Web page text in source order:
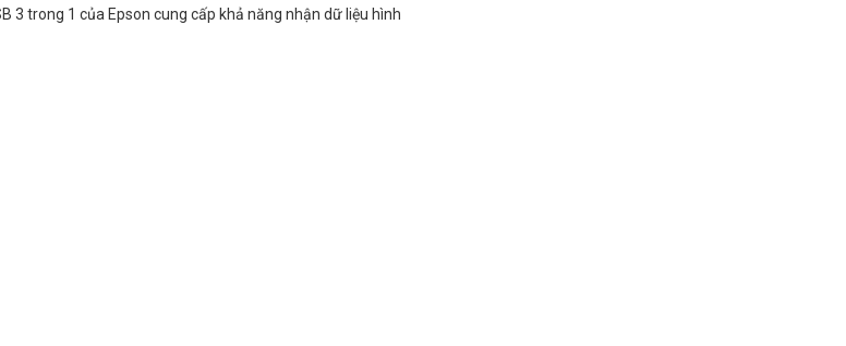
3 trong 1 của Epson cung cấp khả năng nhận dữ liệu hình